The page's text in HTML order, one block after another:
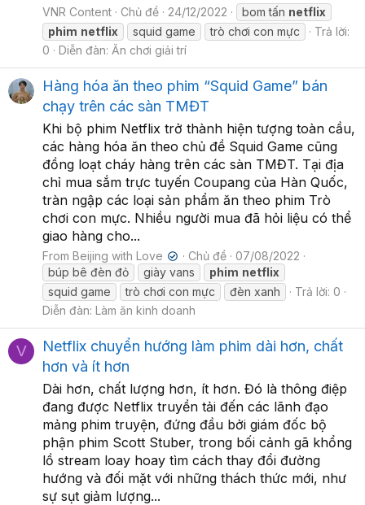
VNR Content Chủ đề 24/12/2022 bom tấn netflix
phim netflix squid game trò chơi con mực
Trả lời:
0
Diễn đàn: Ăn chơi giải trí
Hàng hóa ăn theo phim “Squid Game” bán
chạy trên các sàn TMĐT
Khi bộ phim Netflix trở thành hiện tượng toàn cầu,
các hàng hóa ăn theo chủ đề Squid Game cũng
đồng loạt cháy hàng trên các sàn TMĐT. Tại địa
chỉ mua sắm trực tuyến Coupang của Hàn Quốc,
tràn ngập các loại sản phẩm ăn theo phim Trò
chơi con mực. Nhiều người mua đã hỏi liệu có thể
giao hàng cho...
From Beijing with Love ✔ Chủ đề
07/08/2022
búp bê đèn đỏ
giày vans phim netflix
squid game
trò chơi con mực đèn xanh
Trả lời: 0
Diễn đàn: Làm ăn kinh doanh
V
Netflix chuyển hướng làm phim dài hơn, chất
hơn và ít hơn
Dài hơn, chất lượng hơn, ít hơn. Đó là thông điệp
đang được Netflix truyền tải đến các lãnh đạo
mảng phim truyện, đứng đầu bởi giám đốc bộ
phận phim Scott Stuber, trong bối cảnh gã khổng
lồ stream loay hoay tìm cách thay đổi đường
hướng và đối mặt với những thách thức mới, như
sự sụt giảm lượng...